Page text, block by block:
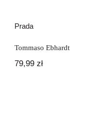
Prada
Tommaso Ebhardt
79,99 zł